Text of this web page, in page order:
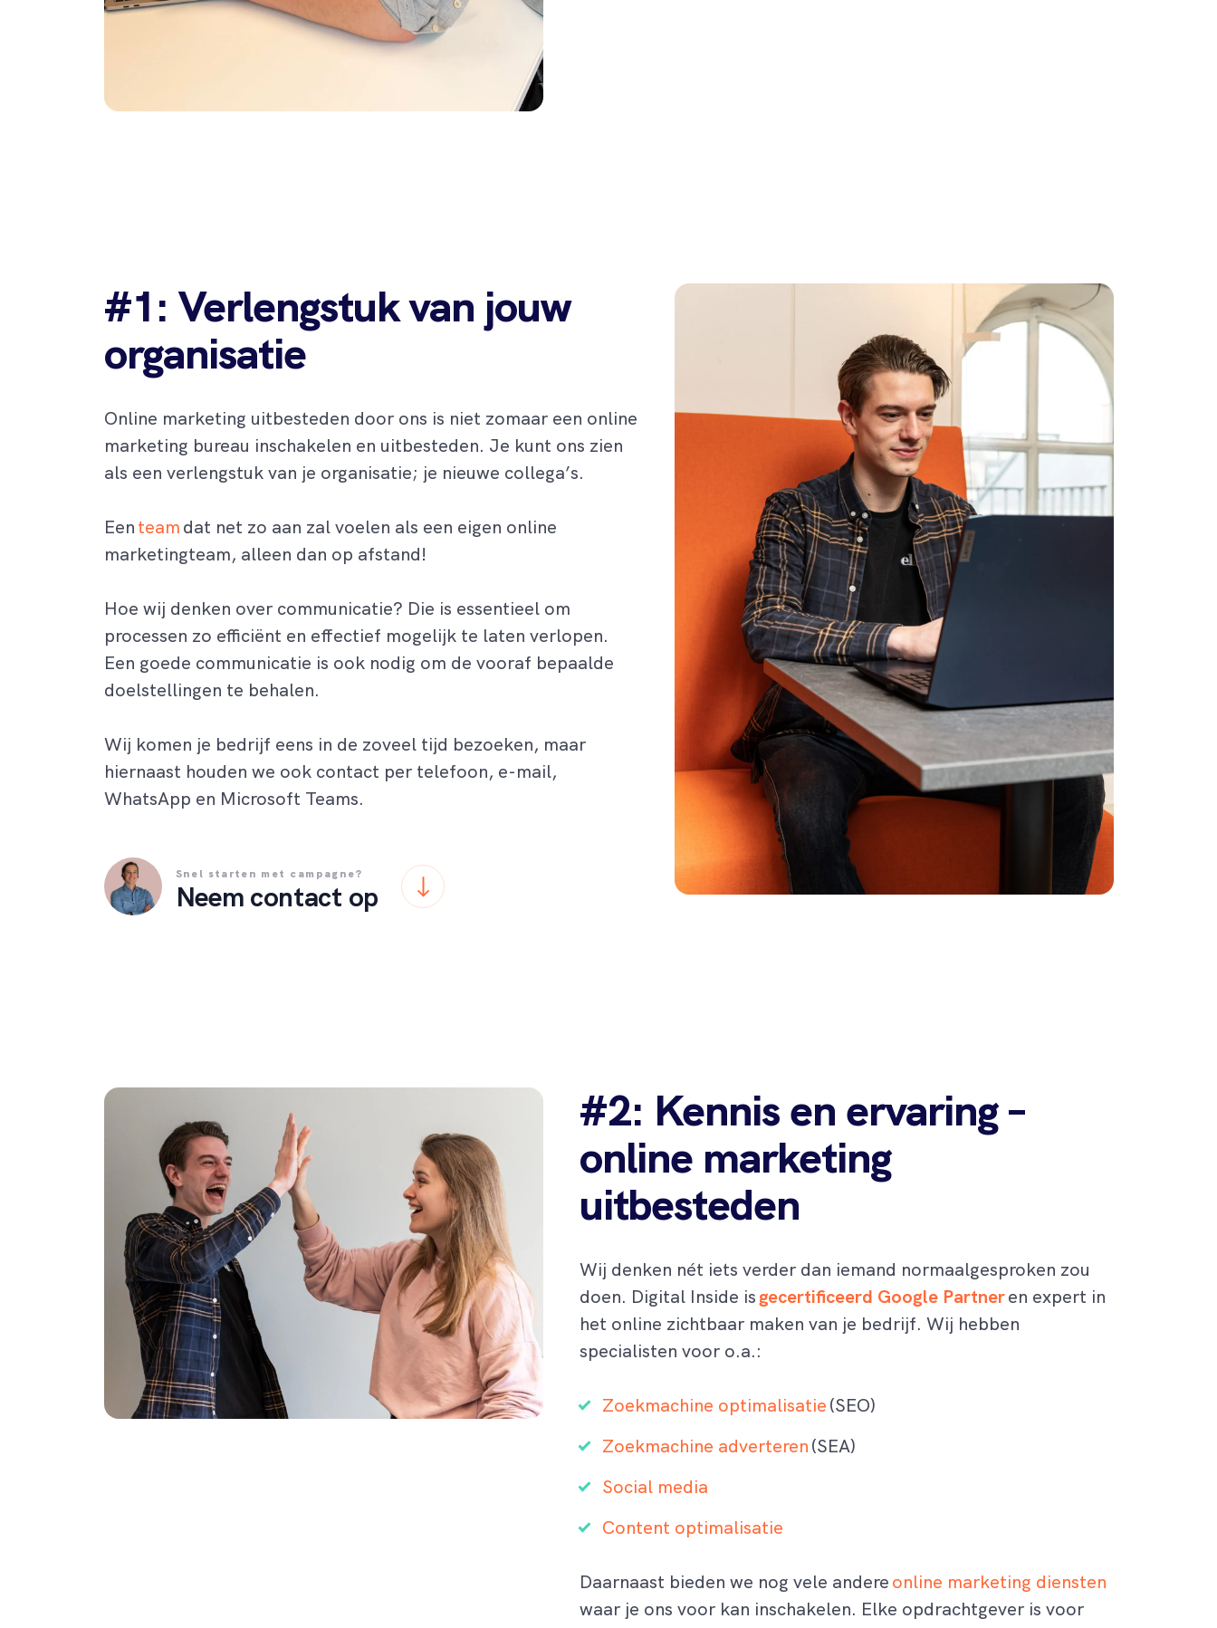
#1: Verlengstuk van jouw
organisatie
Online marketing uitbesteden door ons is niet zomaar een online
marketing bureau inschakelen en uitbesteden. Je kunt ons zien
als een verlengstuk van je organisatie; je nieuwe collega’s.
Eenteamdat net zo aan zal voelen als een eigen online
marketingteam, alleen dan op afstand!
Hoe wij denken over communicatie? Die is essentieel om
processen zo efficiënt en effectief mogelijk te laten verlopen.
Een goede communicatie is ook nodig om de vooraf bepaalde
doelstellingen te behalen.
Wij komen je bedrijf eens in de zoveel tijd bezoeken, maar
hiernaast houden we ook contact per telefoon, e-mail,
WhatsApp en Microsoft Teams.
Snel starten met campagne?
Neem contact op
#2: Kennis en ervaring –
online marketing
uitbesteden
Wij denken nét iets verder dan iemand normaalgesproken zou
doen. Digital Inside isgecertificeerd Google Partneren expert in
het online zichtbaar maken van je bedrijf. Wij hebben
specialisten voor o.a.:
Zoekmachine optimalisatie(SEO)
Zoekmachine adverteren(SEA)
Social media
Content optimalisatie
Daarnaast bieden we nog vele andereonline marketing diensten
waar je ons voor kan inschakelen. Elke opdrachtgever is voor